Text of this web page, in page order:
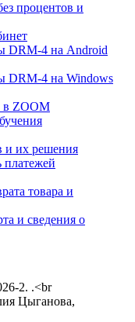
процентов и
DRM-4 на Android
DRM-4 на Windows
в ZOOM
и их решения
платежей
товара и
и сведения о